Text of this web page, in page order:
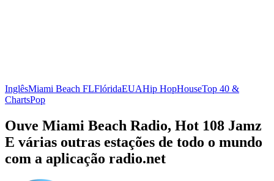
InglêsMiami Beach FLFlóridaEUAHip HopHouseTop 40 &
ChartsPop
Ouve Miami Beach Radio, Hot 108 Jamz
E várias outras estações de todo o mundo
com a aplicação radio.net